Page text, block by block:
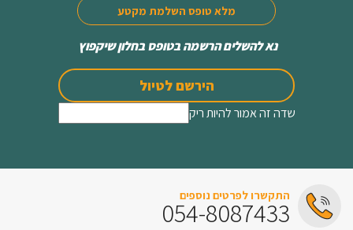
מלא טופס השלמת מקטע
נא להשלים הרשמה בטופס בחלון שיקפוץ
הירשם לטיול
שדה זה אמור להיות ריק
התקשרו לפרטים נוספים
054-8087433